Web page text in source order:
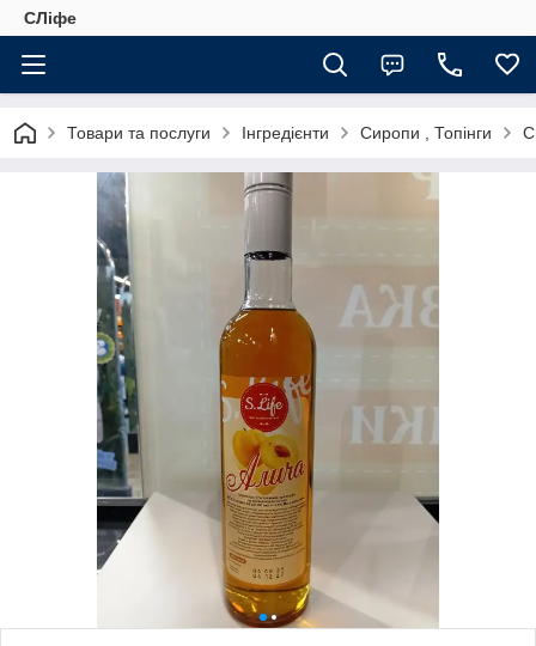
СЛіфе
Товари та послуги Інгредієнти Сиропи , Топінги